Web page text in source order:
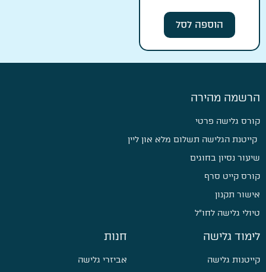
הוספה לסל
הרשמה מהירה
קורס גלישה פרטי
קייטנת הגלישה תשלום מלא און ליין
שיעור נסיון בחוגים
קורס קייט סרף
אישור תקנון
טיולי גלישה לחו״ל
לימוד גלישה
קייטנות גלישה
חנות
אביזרי גלישה